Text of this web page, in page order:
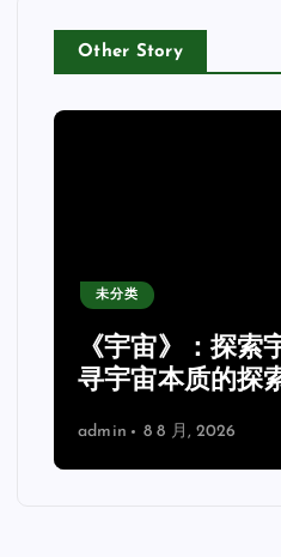
Other Story
未分类
《宇宙》：探索
寻宇宙本质的探
admin 8 8 月, 2026